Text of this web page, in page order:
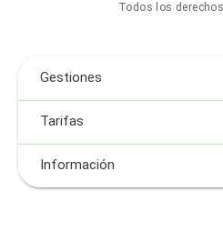
Todos los
Gestiones
Tarifas
Información